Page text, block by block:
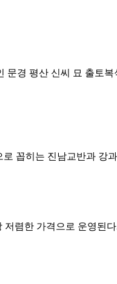
경 평산 신씨 묘 출토
꼽히는 진남교반과 강
렴한 가격으로 운영된